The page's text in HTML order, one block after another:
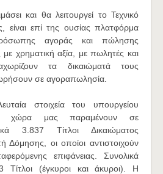
και θα λειτουργεί το Τεχνικό
είναι επί της ουσίας πλατφόρμα
αγοράς και πώλησης
χρηματική αξία, με πωλητές και
τα δικαιώματά τους
σε αγοραπωλησία.
στοιχεία του υπουργείου
χώρα μας παραμένουν σε
3.837 Τίτλοι Δικαιώματος
Δόμησης, οι οποίοι αντιστοιχούν
επιφάνειας. Συνολικά
Τίτλοι (έγκυροι και άκυροι). Η